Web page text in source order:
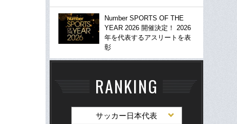
Number SPORTS OF THE
YEAR 2026 開催決定！ 2026
年を代表するアスリートを表
彰
RANKING
サッカー日本代表